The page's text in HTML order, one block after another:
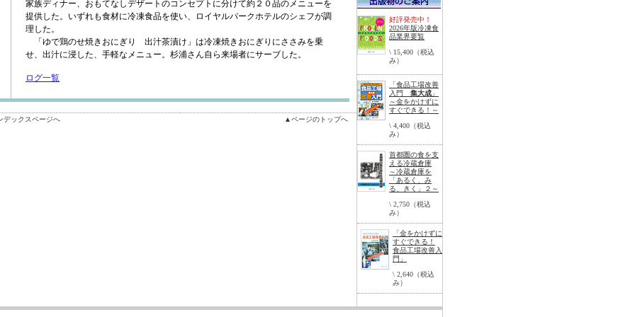
家族ディナー、おもてなしデザートのコンセプトに分けて約２０品のメニューを
提供した。いずれも食材に冷凍食品を使い、ロイヤルパークホテルのシェフが調
理した。
「ゆで鶏のせ焼きおにぎり 出汁茶漬け」は冷凍焼きおにぎりにささみを乗
せ、出汁に浸した、手軽なメニュー。杉浦さん自ら来場者にサーブした。
ログ一覧
ックスページへ ▲ページのトップへ
好評発売中！
2026年版冷凍食
品業界要覧
\ 15,400（税込
み）
「食品工場改善
入門 集大成 」
～金をかけずに
すぐできる！～
\ 4,400（税込
み）
首都圏の食を支
える冷蔵倉庫
～冷蔵倉庫を
「あるく、み
る、きく」２～
\ 2,750（税込
み）
「金をかけずに
すぐできる！
食品工場改善入
門」
\ 2,640（税込
み）